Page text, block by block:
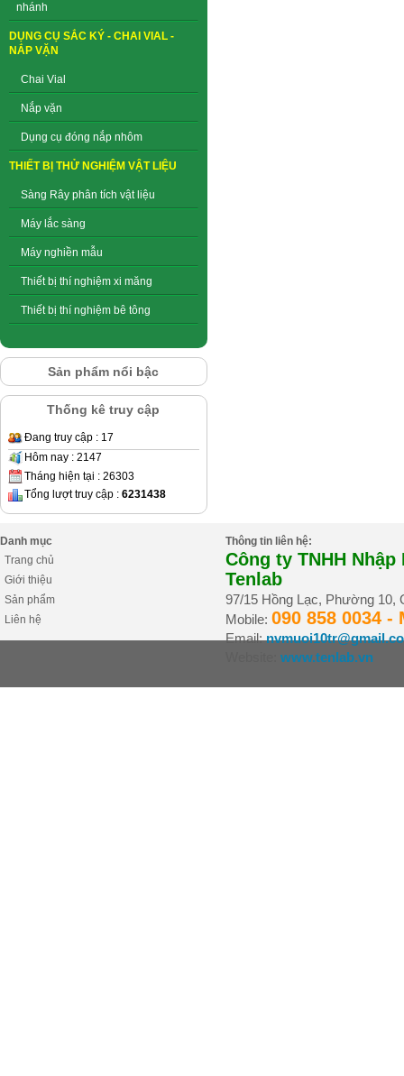
nhánh
DỤNG CỤ SẮC KÝ - CHAI VIAL -
NẮP VẶN
Chai Vial
Nắp vặn
Dụng cụ đóng nắp nhôm
THIẾT BỊ THỬ NGHIỆM VẬT LIỆU
Sàng Rây phân tích vật liệu
Máy lắc sàng
Máy nghiền mẫu
Thiết bị thí nghiệm xi măng
Thiết bị thí nghiệm bê tông
Sản phẩm nổi bậc
Thống kê truy cập
Đang truy cập : 17
Hôm nay : 2147
Tháng hiện tại : 26303
Tổng lượt truy cập : 6231438
Danh mục
Trang chủ
Giới thiệu
Sản phẩm
Liên hệ
Thông tin liên hệ:
Công ty TNHH
Tenlab
97/15 Hồng Lạc, Phường 10,
Mobile: 090 858 0034 -
Email:
www.tenlab.vn